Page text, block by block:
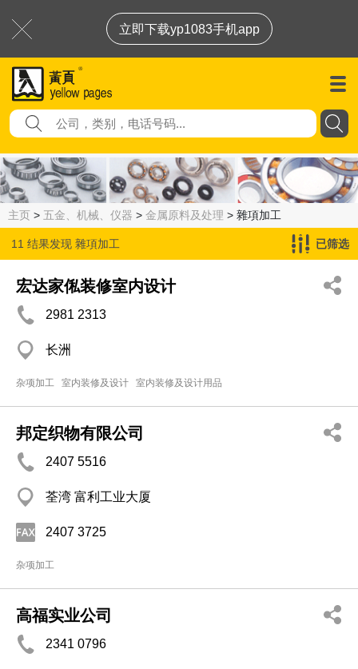
立即下载yp1083手机app
主页 > 五金、机械、仪器 > 金属原料及处理 > 雜項加工
11 结果发现 雜項加工 已筛选
宏达家俬装修室内设计
2981 2313
长洲
杂项加工 室内装修及设计 室内装修及设计用品
邦定织物有限公司
2407 5516
荃湾 富利工业大厦
2407 3725
杂项加工
高福实业公司
2341 0796